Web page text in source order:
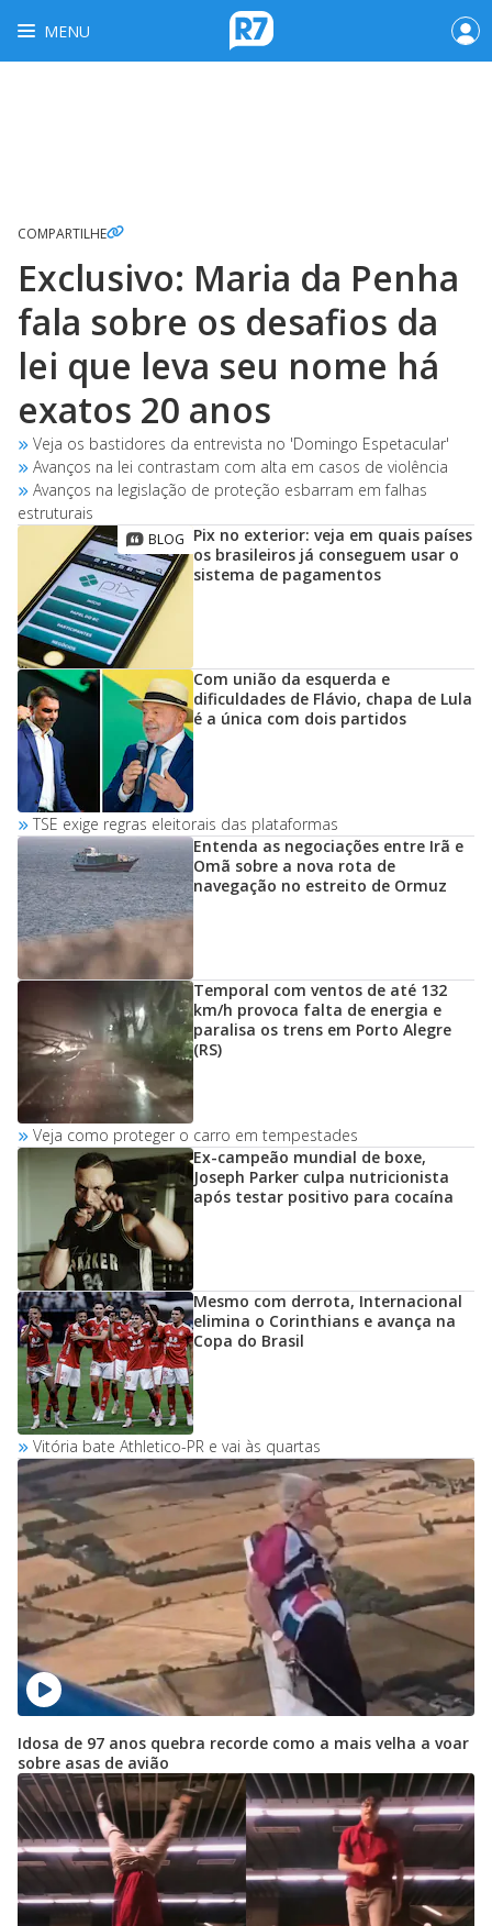
MENU
COMPARTILHE
Exclusivo: Maria da Penha
fala sobre os desafios da
lei que leva seu nome há
exatos 20 anos
Veja os bastidores da entrevista no 'Domingo Espetacular'
Avanços na lei contrastam com alta em casos de violência
Avanços na legislação de proteção esbarram em falhas
estruturais
Pix no exterior: veja em quais países
os brasileiros já conseguem usar o
sistema de pagamentos
Com união da esquerda e
dificuldades de Flávio, chapa de Lula
é a única com dois partidos
TSE exige regras eleitorais das plataformas
Entenda as negociações entre Irã e
Omã sobre a nova rota de
navegação no estreito de Ormuz
Temporal com ventos de até 132
km/h provoca falta de energia e
paralisa os trens em Porto Alegre
(RS)
Veja como proteger o carro em tempestades
Ex-campeão mundial de boxe,
Joseph Parker culpa nutricionista
após testar positivo para cocaína
Mesmo com derrota, Internacional
elimina o Corinthians e avança na
Copa do Brasil
Vitória bate Athletico-PR e vai às quartas
Idosa de 97 anos quebra recorde como a mais velha a voar
sobre asas de avião